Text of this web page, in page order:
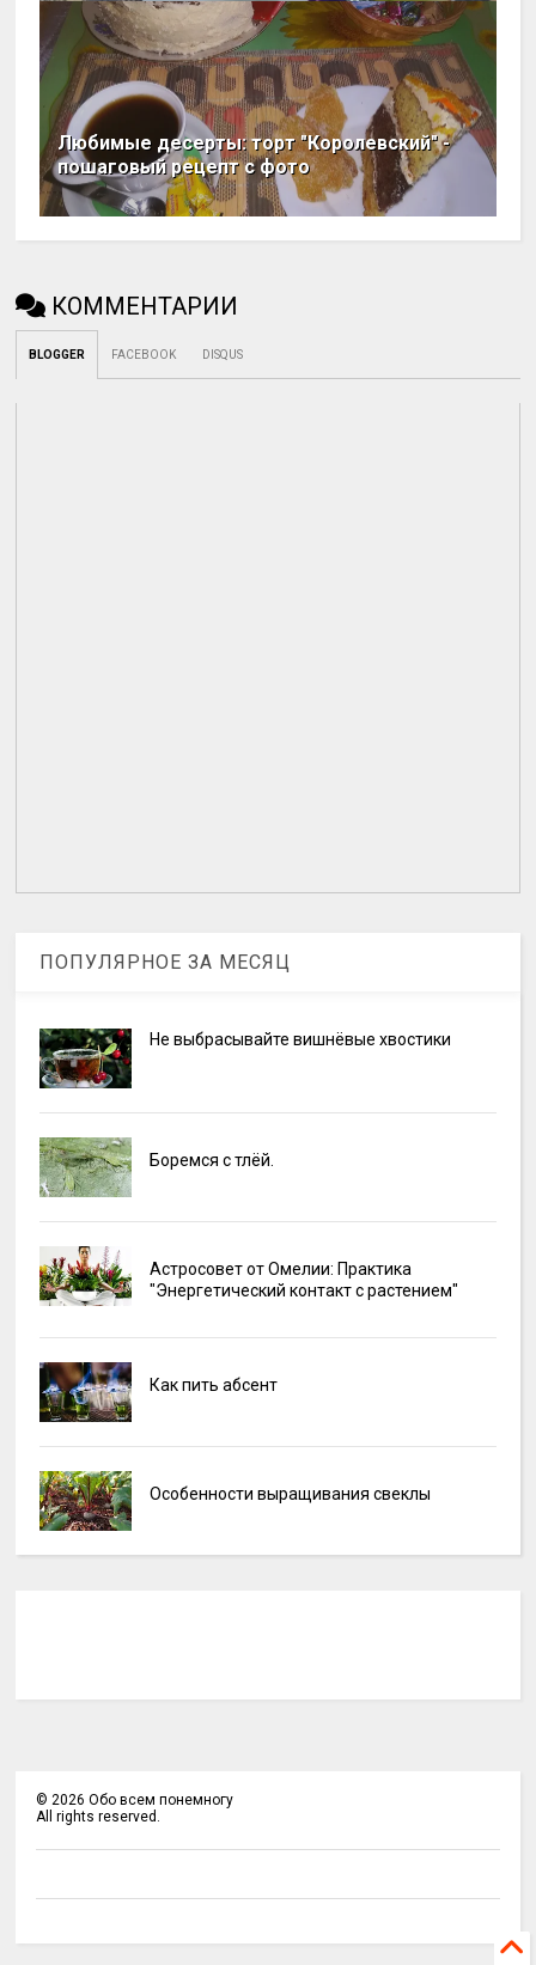
Любимые десерты: торт "Королевский" -
пошаговый рецепт с фото
КОММЕНТАРИИ
BLOGGER FACEBOOK DISQUS
ПОПУЛЯРНОЕ ЗА МЕСЯЦ
Не выбрасывайте вишнёвые хвостики
Боремся с тлёй.
Астросовет от Омелии: Практика
"Энергетический контакт с растением"
Как пить абсент
Особенности выращивания свеклы
©2026 Обо всем понемногу
All rights reserved.